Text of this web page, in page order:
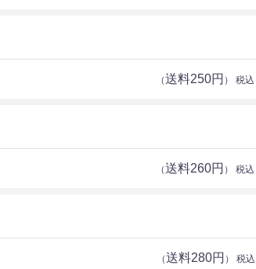
（送料250円 ） 税込
（送料260円 ） 税込
（送料280円 ） 税込